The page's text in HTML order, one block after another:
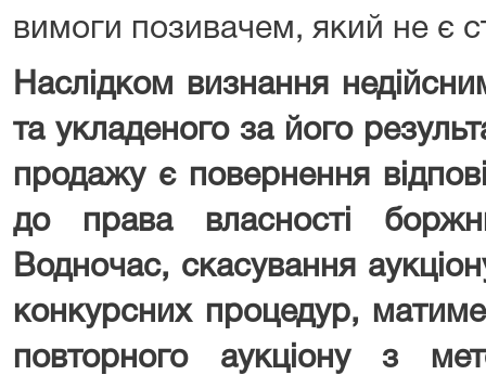
вимоги позивачем, який не є
Наслідком визнання
та укладеного за його
продажу є повернення
до права власності
Водночас, скасування
конкурсних процедур,
повторного аукціону з